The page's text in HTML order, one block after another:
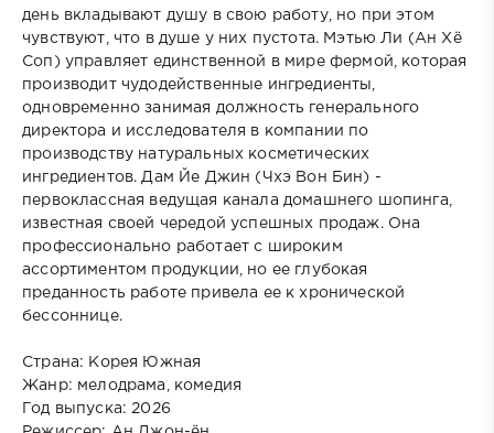
день вкладывают душу в свою работу, но при этом
чувствуют, что в душе у них пустота. Мэтью Ли (Ан Хё
Соп) управляет единственной в мире фермой, которая
производит чудодейственные ингредиенты,
одновременно занимая должность генерального
директора и исследователя в компании по
производству натуральных косметических
ингредиентов. Дам Йе Джин (Чхэ Вон Бин) -
первоклассная ведущая канала домашнего шопинга,
известная своей чередой успешных продаж. Она
профессионально работает с широким
ассортиментом продукции, но ее глубокая
преданность работе привела ее к хронической
бессоннице.
Страна: Корея Южная
Жанр: мелодрама, комедия
Год выпуска: 2026